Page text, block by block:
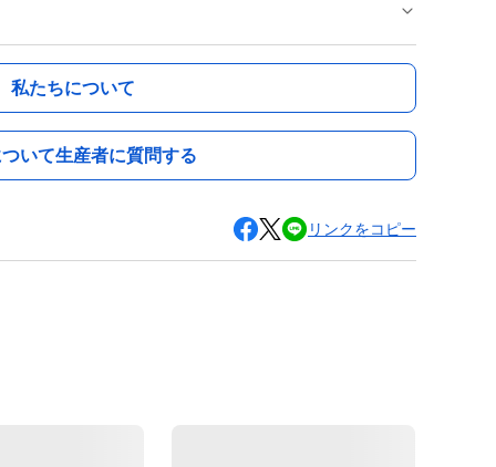
私たちについて
いて生産者に質問する
リンクをコピー